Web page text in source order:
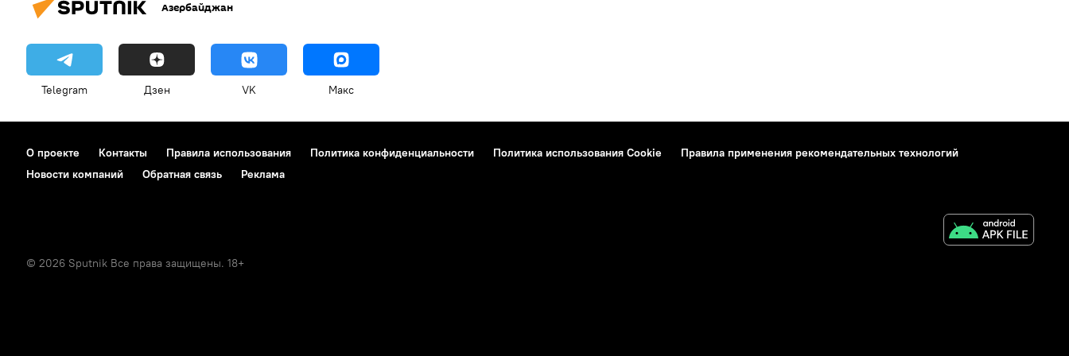
Азербайджан
Telegram Дзен VK Макс
О проекте Контакты Правила использования Политика конфиденциальности Политика использования Cookie
Правила применения рекомендательных технологий
Новости компаний
Обратная связь Реклама
© 2026 Sputnik Все права защищены. 18+